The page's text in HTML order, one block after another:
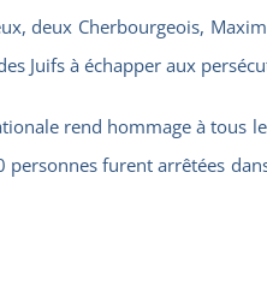
deux Cherbourgeois,
Juifs à échapper aux
rend hommage à tous
furent arrêtées